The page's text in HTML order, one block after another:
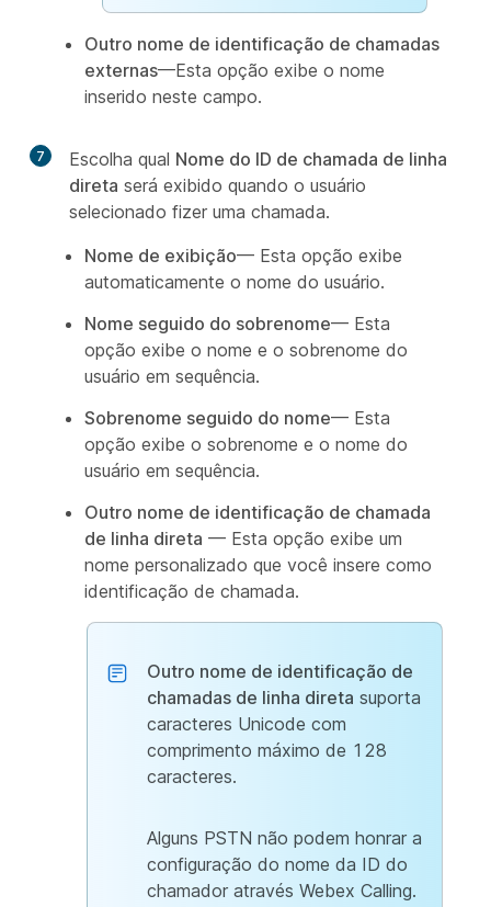
Outro nome de identificação de chamadas
externas—Esta opção exibe o nome
inserido neste campo.
7 Escolha qual Nome do ID de chamada de linha
direta será exibido quando o usuário
selecionado fizer uma chamada.
Nome de exibição— Esta opção exibe
automaticamente o nome do usuário.
Nome seguido do sobrenome— Esta
opção exibe o nome e o sobrenome do
usuário em sequência.
Sobrenome seguido do nome— Esta
opção exibe o sobrenome e o nome do
usuário em sequência.
Outro nome de identificação de chamada
de linha direta — Esta opção exibe um
nome personalizado que você insere como
identificação de chamada.
Outro nome de identificação de
chamadas de linha direta suporta
caracteres Unicode com
comprimento máximo de 128
caracteres.
Alguns PSTN não podem honrar a
configuração do nome da ID do
chamador através Webex Calling.